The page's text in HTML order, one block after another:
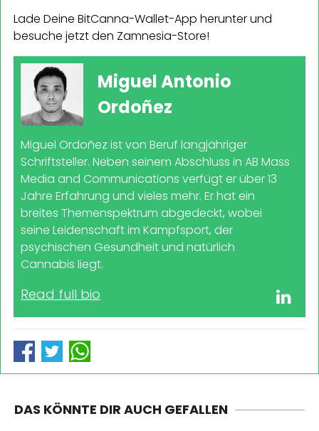
Lade Deine BitCanna-Wallet-App herunter und
besuche jetzt den Zamnesia-Store!
Miguel Antonio
Ordoñez
Miguel Ordoñez ist von Beruf langjähriger
Schriftsteller. Neben seinem Abschluss in AB Mass
Media and Communications verfügt er über 13
Jahre Erfahrung und vieles mehr. Er hat ein
breites Themenspektrum abgedeckt, wobei
seine Leidenschaft im Kampfsport, der
psychischen Gesundheit und natürlich
Cannabis liegt.
Read full bio
DAS KÖNNTE DIR AUCH GEFALLEN